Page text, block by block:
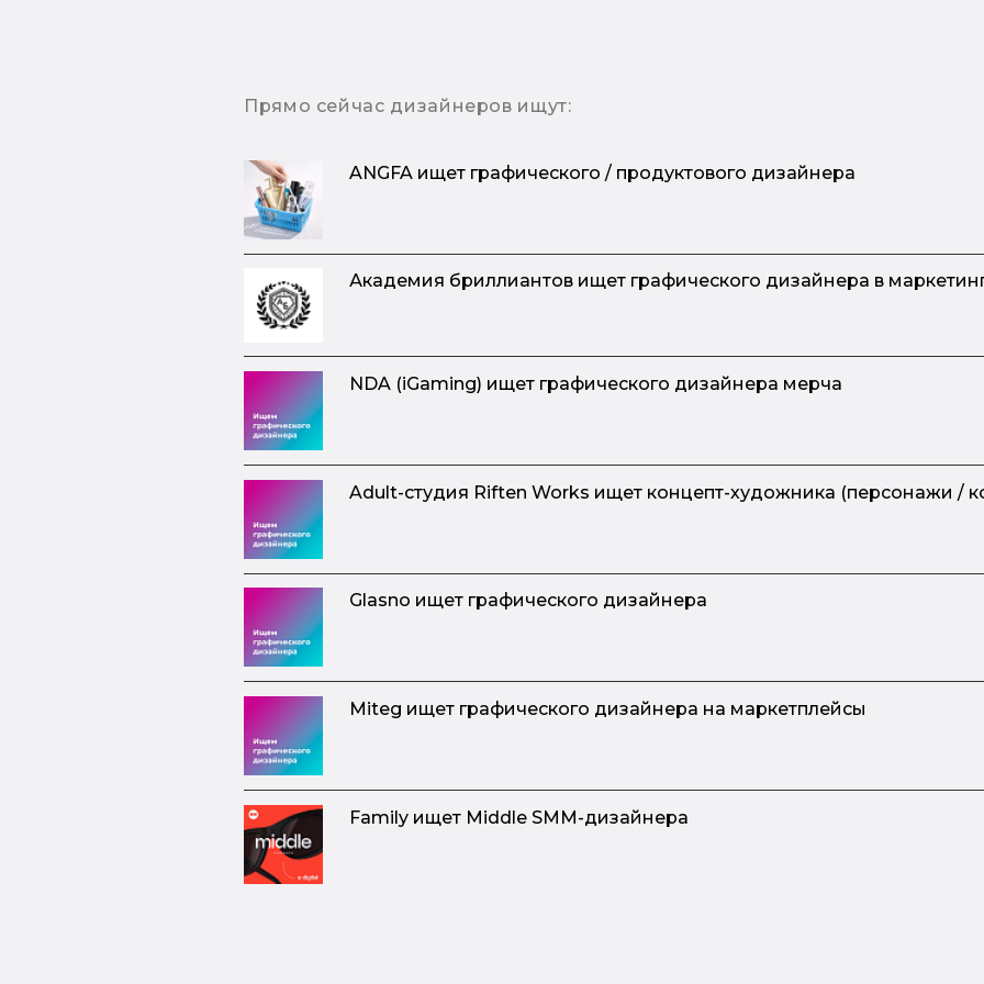
Прямо сейчас дизайнеров ищут:
ANGFA ищет графического / продуктового дизайнера
Академия бриллиантов ищет графического дизайнера в
NDA (iGaming) ищет графического дизайнера мерча
Adult-студия Riften Works ищет концепт-художника (персонажи /
Glasno ищет графического дизайнера
Miteg ищет графического дизайнера на маркетплейсы
Family ищет Middle SMM-дизайнера